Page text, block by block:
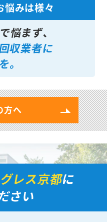
悩みは様々
悩まず、
収業者に
。
方へ
レス京都に
さい